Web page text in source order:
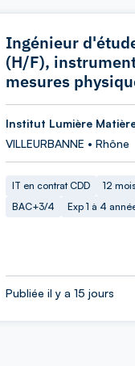
Ingénieur
(H/F),
mesures
Institut Lumière
VILLEURBANNE • Rhône
IT en contrat CDD
12 mois
BAC+3/4
Exp 1 à 4
Publiée il y a 15 jours